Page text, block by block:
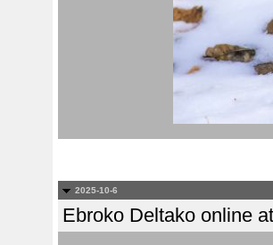
2025-10-6
Ebroko Deltako online